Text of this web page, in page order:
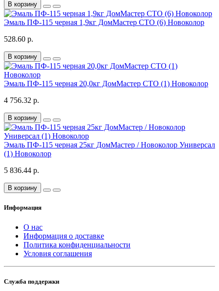
В корзину
Эмаль ПФ-115 черная 1,9кг ДомМастер СТО (6) Новоколор
528.60 р.
В корзину
Эмаль ПФ-115 черная 20,0кг ДомМастер СТО (1) Новоколор
4 756.32 р.
В корзину
Эмаль ПФ-115 черная 25кг ДомМастер / Новоколор Универсал
(1) Новоколор
5 836.44 р.
В корзину
Информация
О нас
Информация о доставке
Политика конфиденциальности
Условия соглашения
Служба поддержки